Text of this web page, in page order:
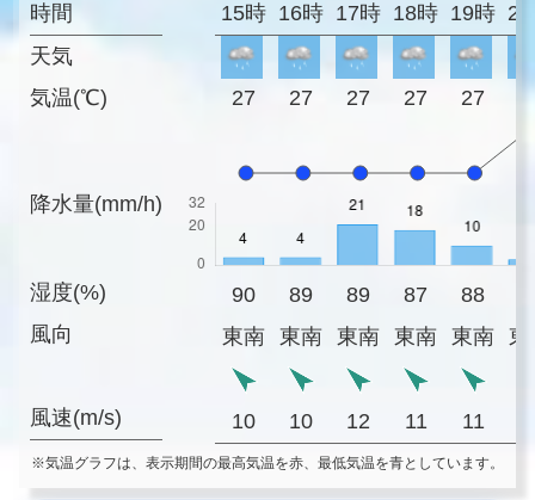
時間
天気
気温(℃)
降水量(mm/h)
湿度(%)
風向
風速(m/s)
15時 16時 17時 18時 19時
27 27 27 27 27
90 89 89 87 88
東南
東南 東南 東南 東南 東
10 10 12 11 11
※気温グラフは、表示期間の最高気温を赤、最低気温を青としています。